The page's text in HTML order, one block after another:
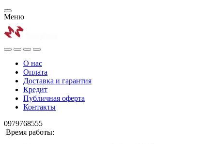
Меню
О нас
Оплата
Доставка и гарантия
Кредит
Публичная оферта
Контакты
0979768555
Время работы: